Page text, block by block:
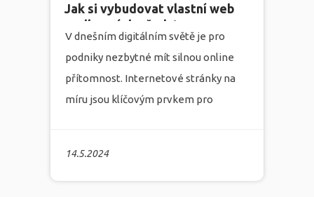
14.5.2024
Jak si vybudovat vlastní web
podle svých představ
V dnešním digitálním světě je pro
podniky nezbytné mít silnou online
přítomnost. Internetové stránky na
míru jsou klíčovým prvkem pro
stránek, marketing, grafiku a